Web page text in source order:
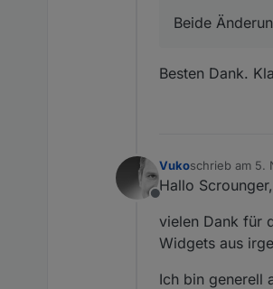
Beide
Besten Dank.
Offline
Vukoschrieb am 5.
zuletzt editiert
Hallo Scrounger,
vielen Dank für
Widgets aus
Ich bin generell